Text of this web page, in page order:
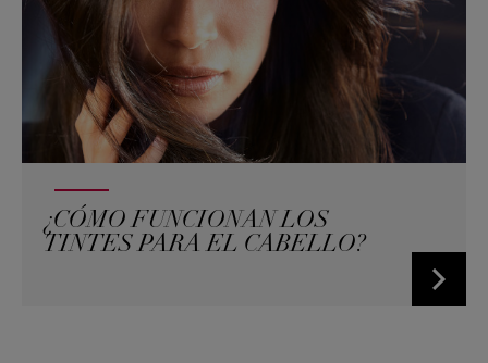
¿CÓMO FUNCIONAN LOS
TINTES PARA EL CABELLO?